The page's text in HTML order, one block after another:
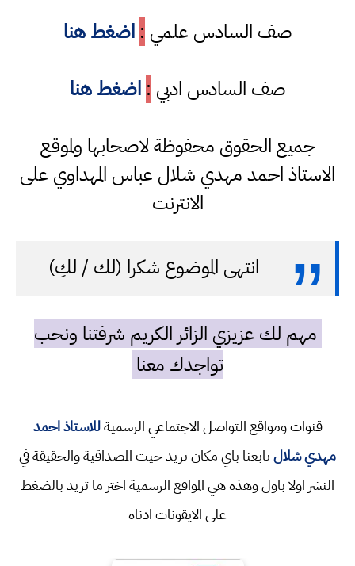
صف السادس علمي : اضغط هنا
صف السادس ادبي : اضغط هنا
جميع الحقوق محفوظة لاصحابها ولموقع
الاستاذ احمد مهدي شلال عباس المهداوي على
الانترنت
انتهى الموضوع شكرا (لك / لكِ)
مهم لك عزيزي الزائر الكريم شرفتنا ونحب
تواجدك معنا
قنوات ومواقع التواصل الاجتماعي الرسميةللاستاذ احمد
مهدي شلالتابعنا باي مكان تريد حيث المصداقية والحقيقة في
النشر اولا باول وهذه هي المواقع الرسمية اختر ما تريد بالضغط
على الايقونات ادناه